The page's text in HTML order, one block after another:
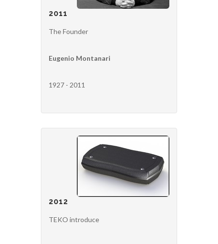
2011
The Founder
Eugenio Montanari
1927 - 2011
2012
TEKO introduce